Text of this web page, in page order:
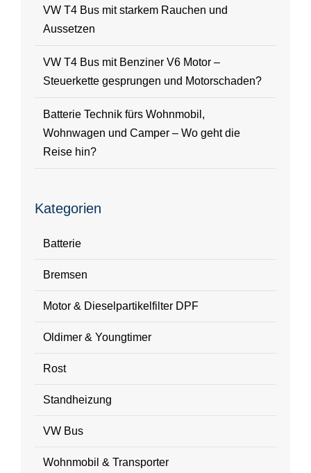
VW T4 Bus mit starkem Rauchen und
Aussetzen
VW T4 Bus mit Benziner V6 Motor –
Steuerkette gesprungen und Motorschaden?
Batterie Technik fürs Wohnmobil,
Wohnwagen und Camper – Wo geht die
Reise hin?
Kategorien
Batterie
Bremsen
Motor & Dieselpartikelfilter DPF
Oldimer & Youngtimer
Rost
Standheizung
VW Bus
Wohnmobil & Transporter